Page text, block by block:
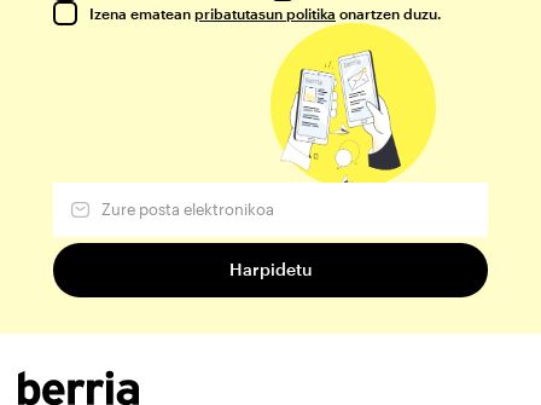
Izena ematean pribatutasun politika onartzen duzu.